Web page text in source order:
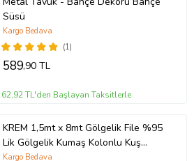
Süsü
(1)
Kargo Bedava
589,90 TL
62,92 TL'den Başlayan Taksitlerle
KREM 1,5mt x 8mt Gölgelik File %95
Lik Gölgelik Kumaş Kolonlu Kuş
Gözlü
Kargo Bedava